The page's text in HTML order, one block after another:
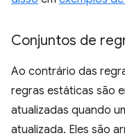
Conjuntos de
Ao contrário das
regras estáticas são
atualizadas quando
atualizada. Eles são